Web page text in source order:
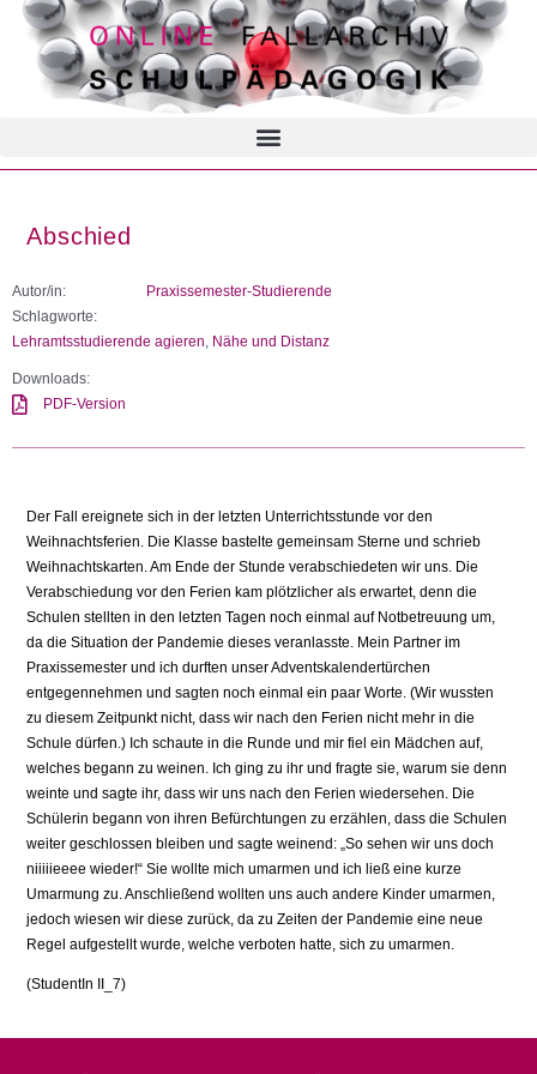
Abschied
Autor/in:
Praxissemester-Studierende
Schlagworte:
Lehramtsstudierende agieren Nähe und Distanz
Downloads:
PDF-Version
Der Fall ereignete sich in der letzten Unterrichtsstunde vor den
Weihnachtsferien. Die Klasse bastelte gemeinsam Sterne und schrieb
Weihnachtskarten. Am Ende der Stunde verabschiedeten wir uns. Die
Verabschiedung vor den Ferien kam plötzlicher als erwartet, denn die
Schulen stellten in den letzten Tagen noch einmal auf Notbetreuung um,
da die Situation der Pandemie dieses veranlasste. Mein Partner im
Praxissemester und ich durften unser Adventskalendertürchen
entgegennehmen und sagten noch einmal ein paar Worte. (Wir wussten
zu diesem Zeitpunkt nicht, dass wir nach den Ferien nicht mehr in die
Schule dürfen.) Ich schaute in die Runde und mir fiel ein Mädchen auf,
welches begann zu weinen. Ich ging zu ihr und fragte sie, warum sie denn
weinte und sagte ihr, dass wir uns nach den Ferien wiedersehen. Die
Schülerin begann von ihren Befürchtungen zu erzählen, dass die Schulen
weiter geschlossen bleiben und sagte weinend: „So sehen wir uns doch
niiiiieeee wieder!“ Sie wollte mich umarmen und ich ließ eine kurze
Umarmung zu. Anschließend wollten uns auch andere Kinder umarmen,
jedoch wiesen wir diese zurück, da zu Zeiten der Pandemie eine neue
Regel aufgestellt wurde, welche verboten hatte, sich zu umarmen.
(StudentIn II_7)